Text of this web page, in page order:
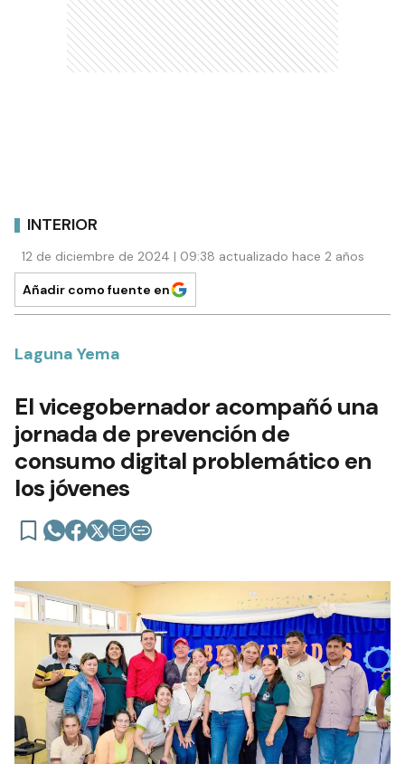
INTERIOR
12 de diciembre de 2024 | 09:38 actualizado hace 2 años
Añadir como fuente en
Laguna Yema
El vicegobernador acompañó una
jornada de prevención de
consumo digital problemático en
los jóvenes